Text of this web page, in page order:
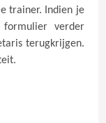
trainer. Indien je
verder
terugkrijgen.